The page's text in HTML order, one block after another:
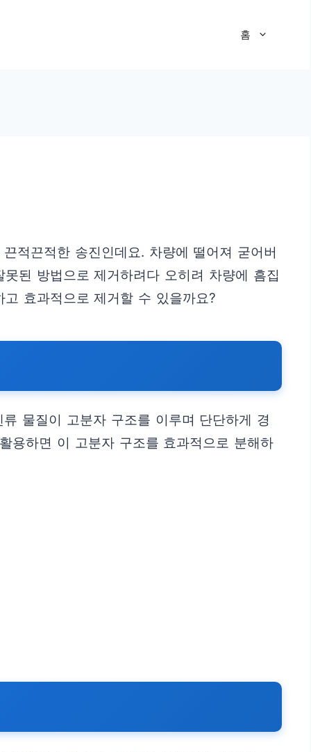
홈
적끈적한 송진인데요. 차량에 떨어져 굳어버
된 방법으로 제거하려다 오히려 차량에 흠집
효과적으로 제거할 수 있을까요?
물질이 고분자 구조를 이루며 단단하게 경
용하면 이 고분자 구조를 효과적으로 분해하